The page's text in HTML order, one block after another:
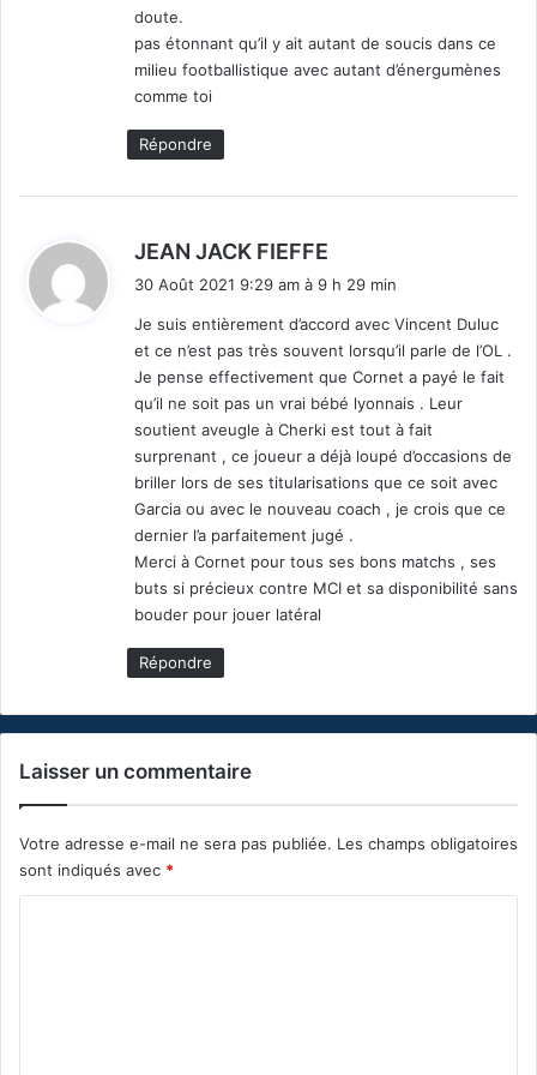
doute.
pas étonnant qu’il y ait autant de soucis dans ce
milieu footballistique avec autant d’énergumènes
comme toi
Répondre
JEAN JACK FIEFFE
:
30 Août 2021 9:29 am à 9 h 29 min
Je suis entièrement d’accord avec Vincent Duluc
et ce n’est pas très souvent lorsqu’il parle de l’OL .
Je pense effectivement que Cornet a payé le fait
qu’il ne soit pas un vrai bébé lyonnais . Leur
soutient aveugle à Cherki est tout à fait
surprenant , ce joueur a déjà loupé d’occasions de
briller lors de ses titularisations que ce soit avec
Garcia ou avec le nouveau coach , je crois que ce
dernier l’a parfaitement jugé .
Merci à Cornet pour tous ses bons matchs , ses
buts si précieux contre MCI et sa disponibilité sans
bouder pour jouer latéral
Répondre
Laisser un commentaire
Votre adresse e-mail ne sera pas publiée. Les champs obligatoires
sont indiqués avec *